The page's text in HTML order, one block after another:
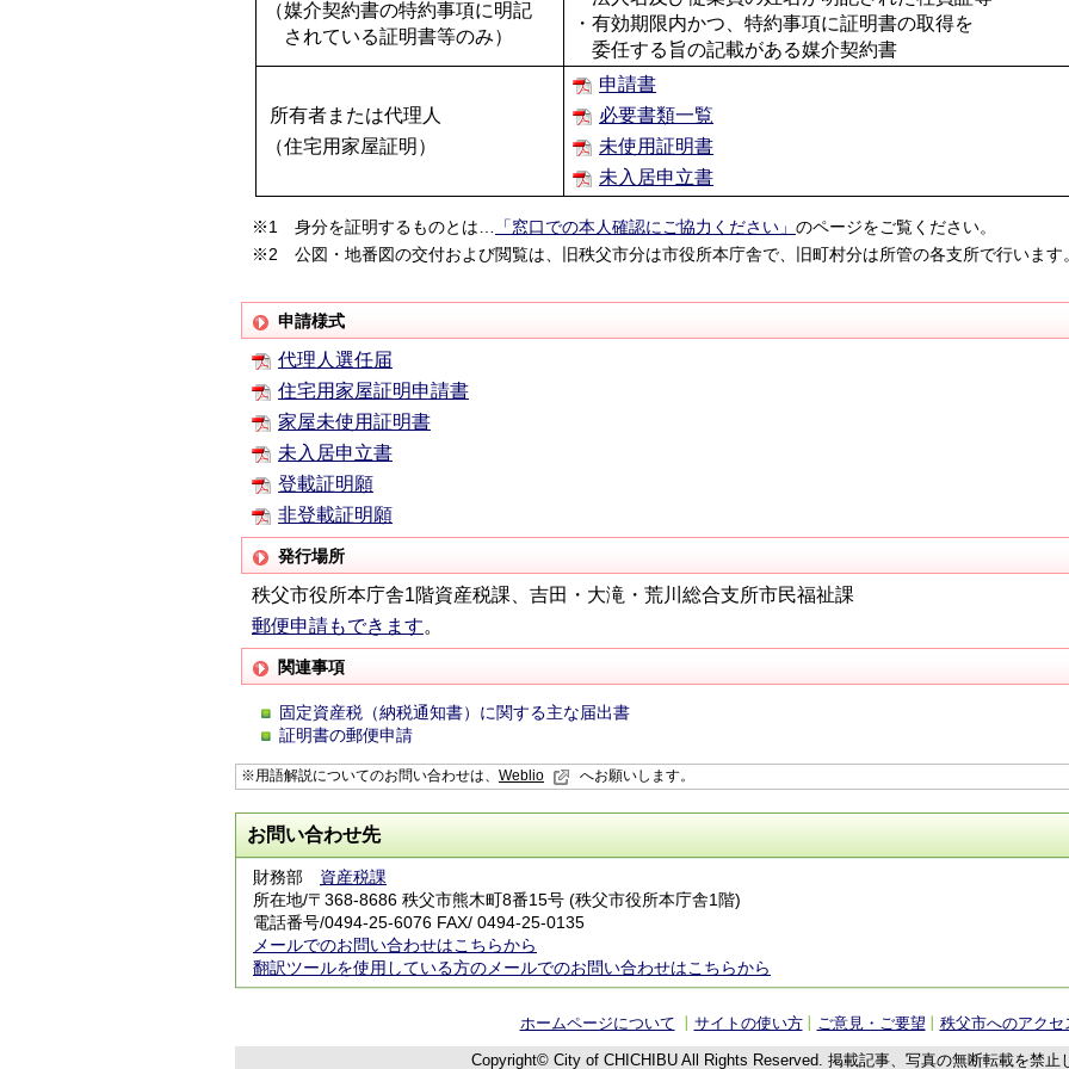
（媒介契約書の特約事項に明記
されている証明書等のみ）
・有効期限内かつ、特約事項に証明書の取得を
委任する旨の記載がある媒介契約書
所有者または代理人
（住宅用家屋証明）
申請書
必要書類一覧
未使用証明書
未入居申立書
※1 身分を証明するものとは… 「窓口での本人確認にご協力ください」 のページをご覧ください。
※2 公図・地番図の交付および閲覧は、旧秩父市分は市役所本庁舎で、旧町村分は所管の各支所で行います
申請様式
代理人選任届
住宅用家屋証明申請書
家屋未使用証明書
未入居申立書
登載証明願
非登載証明願
発行場所
秩父市役所本庁舎1階資産税課、吉田・大滝・荒川総合支所市民福祉課
郵便申請もできます。
関連事項
固定資産税（納税通知書）に関する主な届出書
証明書の郵便申請
※用語解説についてのお問い合わせは、 Weblio へお願いします。
お問い合わせ先
財務部 資産税課
所在地/〒368-8686 秩父市熊木町8番15号 (秩父市役所本庁舎1階)
電話番号/0494-25-6076 FAX/ 0494-25-0135
メールでのお問い合わせはこちらから
翻訳ツールを使用している方のメールでのお問い合わせはこちらから
ホームページについて サイトの使い方 ご意見・ご要望 秩父市へのアクセ
Copyright© City of CHICHIBU All Rights Reserved. 掲載記事、写真の無断転載を禁